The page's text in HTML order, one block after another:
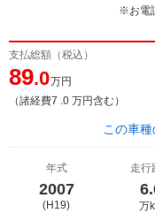
※お電
支払総額（税込）
89.0万円
（諸経費7 .0 万円含む）
この車
年式
2007
(H19)
走行
万